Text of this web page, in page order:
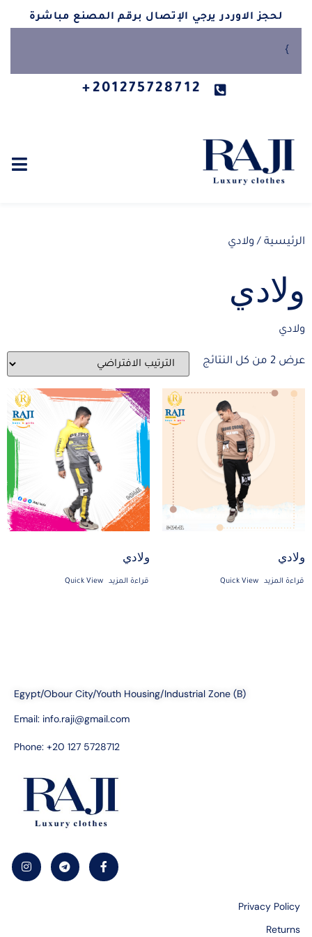
لحجز الاوردر يرجي الإتصال برقم المصنع مباشرة
}
201275728712+
الرئيسية / ولادي
ولادي
ولادي
عرض ⁦2⁩ من كل النتائج
ولادي
قراءة المزيد Quick View
ولادي
قراءة المزيد Quick View
Egypt/Obour City/Youth Housing/Industrial Zone (B)
Email: info.raji@gmail.com
Phone: +20 127 5728712
Privacy Policy
Returns